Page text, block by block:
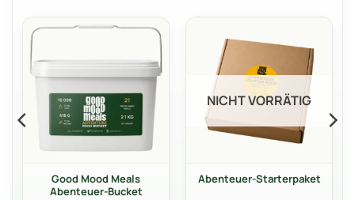
Good Mood Meals
Abenteuer-Bucket
NICHT VORRÄTIG
Abenteuer-Starterpaket